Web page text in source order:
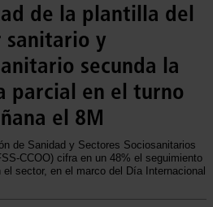
de la plantilla del
sanitario y
secunda la
parcial en el turno
el 8M
de Sanidad y Sectores Sociosanitarios
CCOO) cifra en un 48% el seguimiento
sector, en el marco del Día Internacional